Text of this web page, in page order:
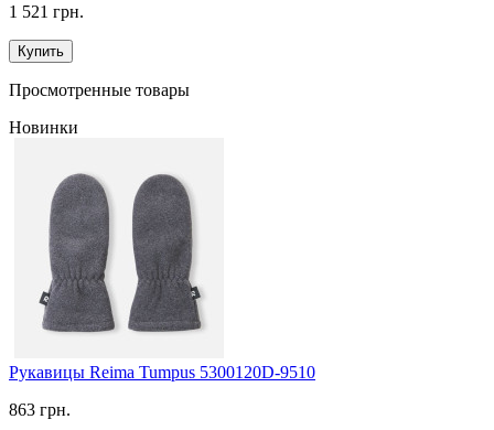
1 521 грн.
Купить
Просмотренные товары
Новинки
Рукавицы Reima Tumpus 5300120D-9510
863 грн.